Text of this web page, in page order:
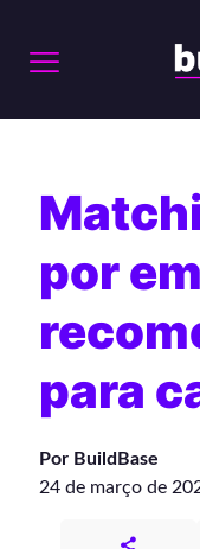
por
para
Por BuildBase
24 de março de